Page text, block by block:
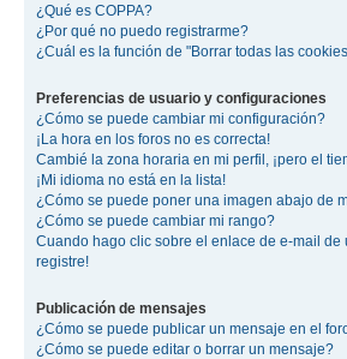
¿Qué es COPPA?
¿Por qué no puedo registrarme?
¿Cuál es la función de "Borrar todas las
Preferencias de usuario y configuraciones
¿Cómo se puede cambiar mi configuración?
¡La hora en los foros no es correcta!
Cambié la zona horaria en mi perfil, ¡pero el
¡Mi idioma no está en la lista!
¿Cómo se puede poner una imagen abajo de
¿Cómo se puede cambiar mi rango?
Cuando hago clic sobre el enlace de e-mail de
registre!
Publicación de mensajes
¿Cómo se puede publicar un mensaje en el
¿Cómo se puede editar o borrar un mensaje?